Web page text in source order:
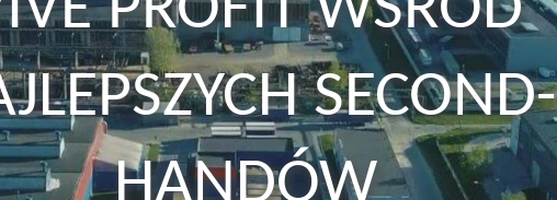
SECOND-
HANDÓW